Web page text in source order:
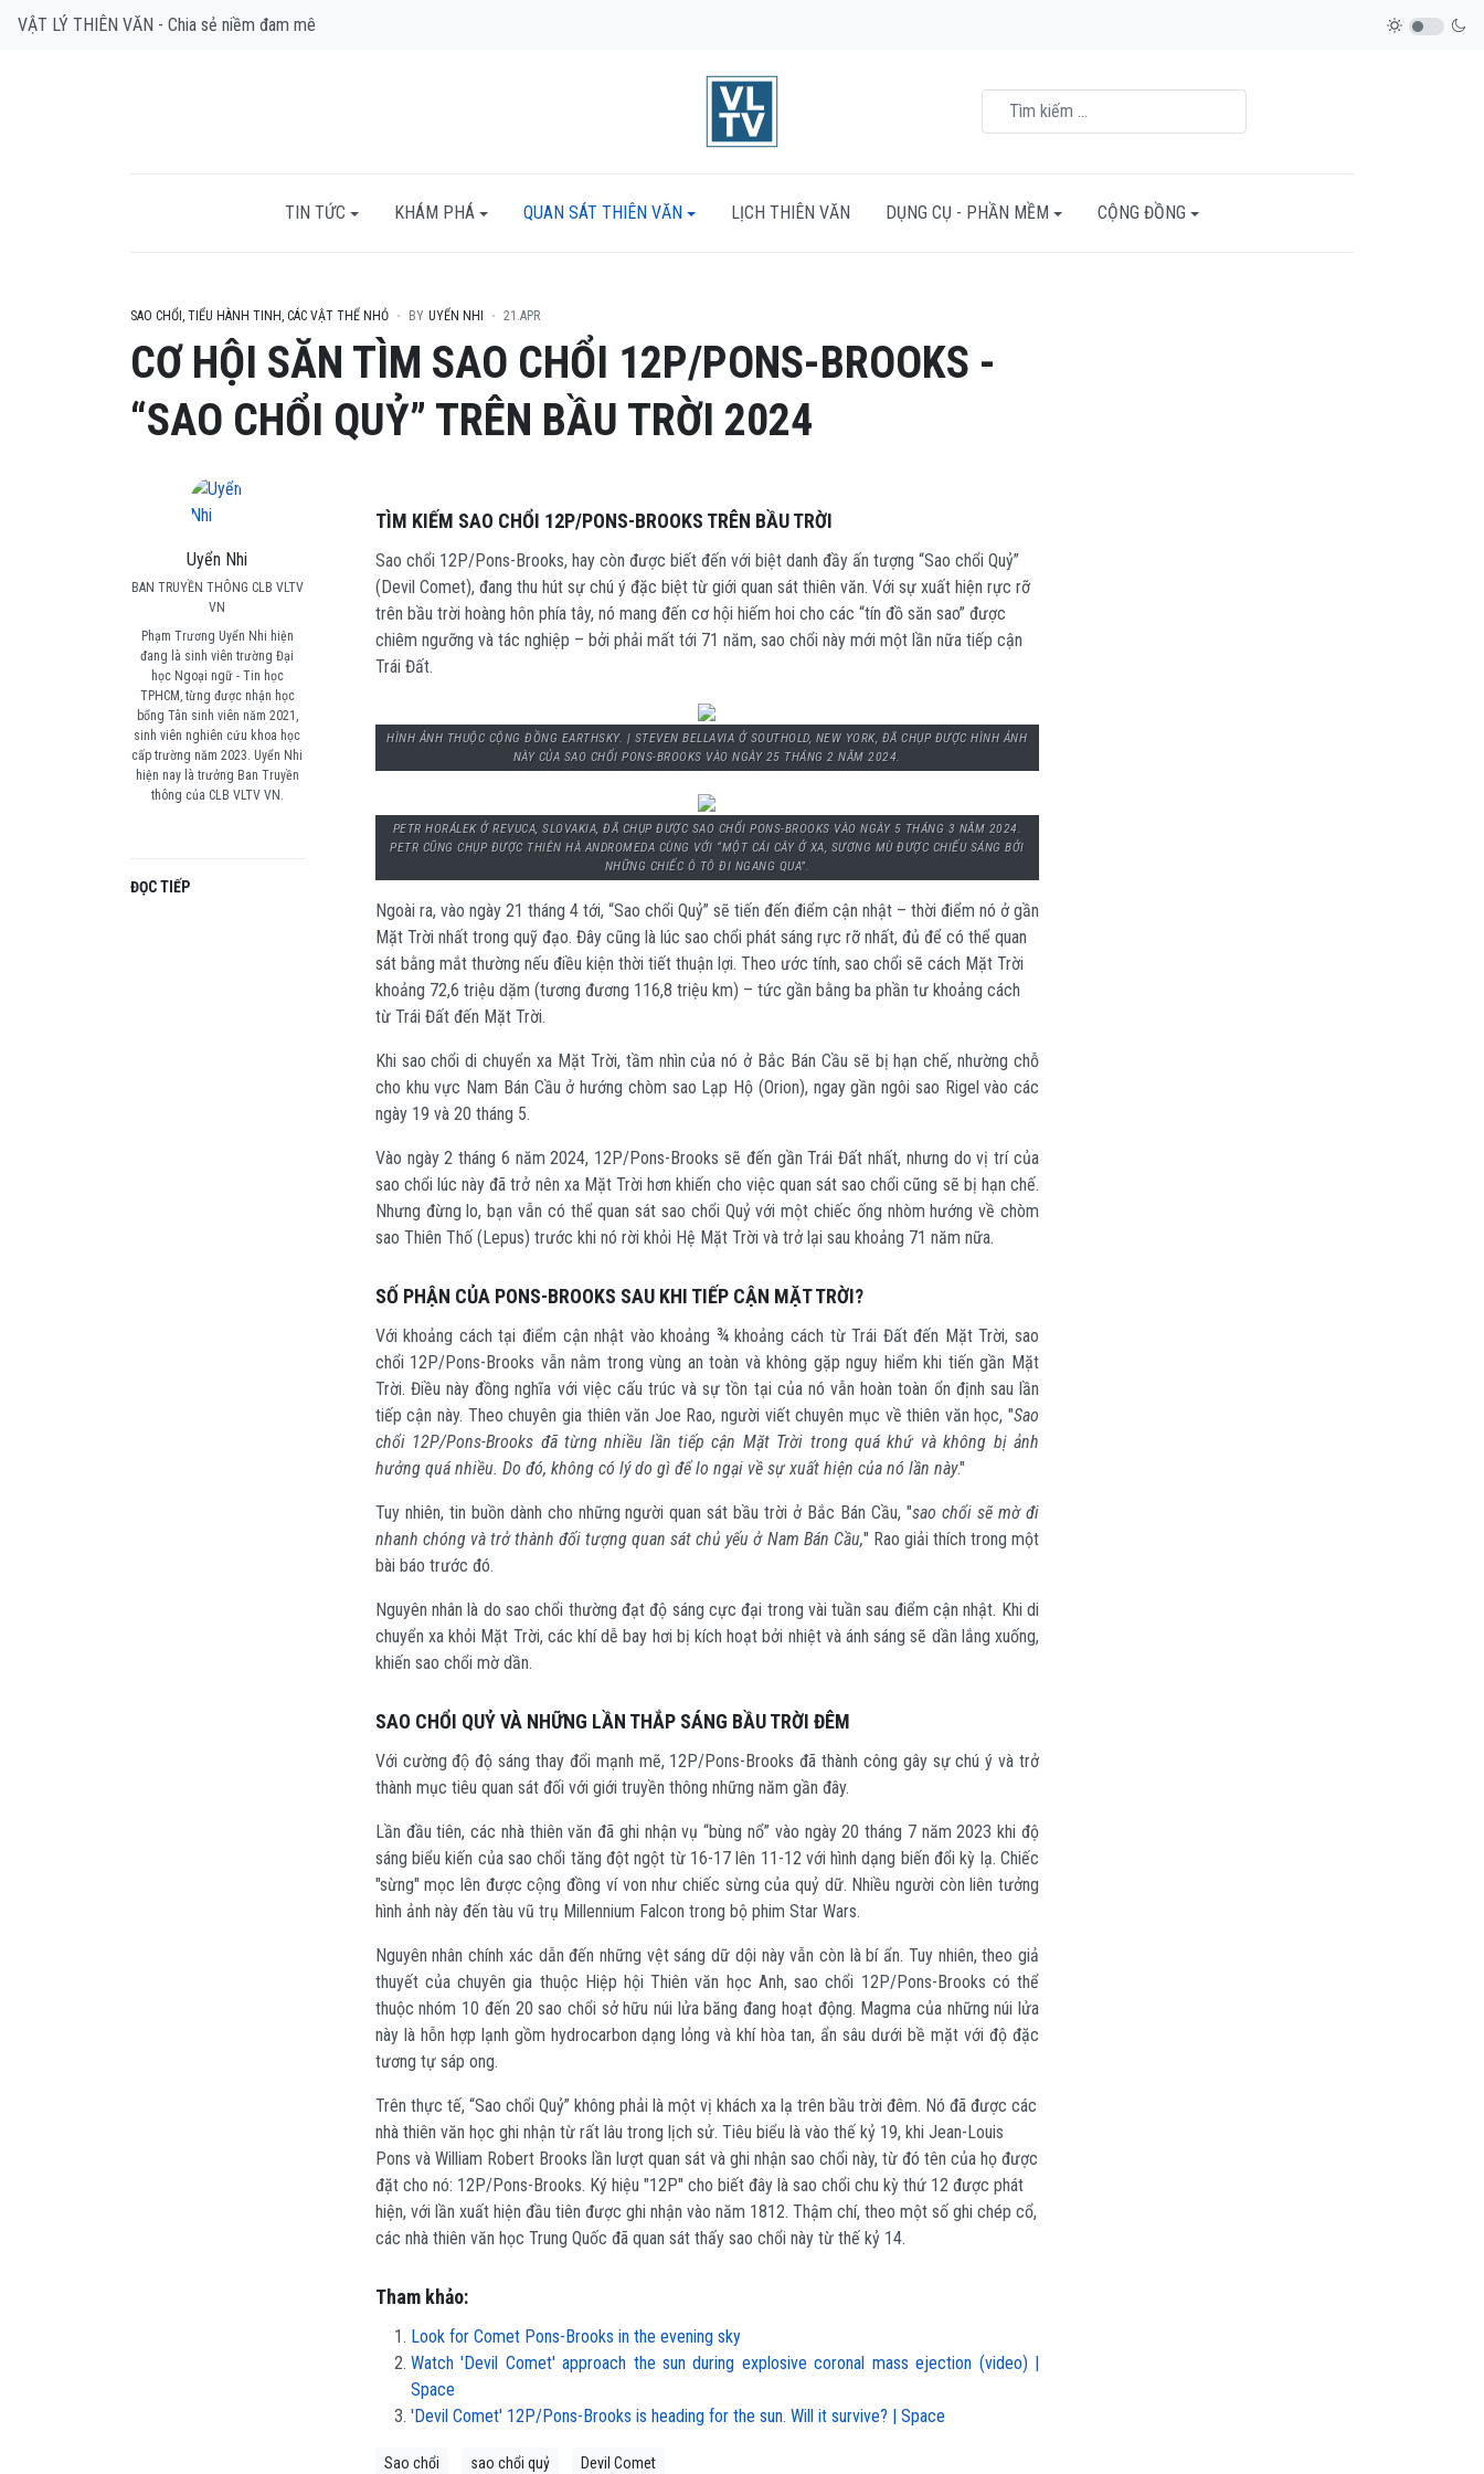
VẬT LÝ THIÊN VĂN - Chia sẻ niềm đam mê
TIN TỨC KHÁM PHÁ QUAN SÁT THIÊN VĂN LỊCH THIÊN VĂN DỤNG CỤ - PHẦN MỀM CỘNG ĐỒNG
SAO CHỔI, TIỂU HÀNH TINH, CÁC VẬT THỂ NHỎ BY UYỂN NHI 21.APR
CƠ HỘI SĂN TÌM SAO CHỔI 12P/PONS-BROOKS -
“SAO CHỔI QUỶ” TRÊN BẦU TRỜI 2024
Uyển Nhi
BAN TRUYỀN THÔNG CLB VLTV
VN
Phạm Trương Uyển Nhi hiện
đang là sinh viên trường Đại
học Ngoại ngữ - Tin học
TPHCM, từng được nhận học
bổng Tân sinh viên năm 2021,
sinh viên nghiên cứu khoa học
cấp trường năm 2023. Uyển Nhi
hiện nay là trưởng Ban Truyền
thông của CLB VLTV VN.
ĐỌC TIẾP
TÌM KIẾM SAO CHỔI 12P/PONS-BROOKS TRÊN BẦU TRỜI
Sao chổi 12P/Pons-Brooks, hay còn được biết đến với biệt danh đầy ấn tượng “Sao chổi Quỷ”
(Devil Comet), đang thu hút sự chú ý đặc biệt từ giới quan sát thiên văn. Với sự xuất hiện rực rỡ
trên bầu trời hoàng hôn phía tây, nó mang đến cơ hội hiếm hoi cho các “tín đồ săn sao” được
chiêm ngưỡng và tác nghiệp – bởi phải mất tới 71 năm, sao chổi này mới một lần nữa tiếp cận
Trái Đất.
HÌNH ẢNH THUỘC CỘNG ĐỒNG EARTHSKY. | STEVEN BELLAVIA Ở SOUTHOLD, NEW YORK, ĐÃ CHỤP ĐƯỢC HÌNH ẢNH
NÀY CỦA SAO CHỔI PONS-BROOKS VÀO NGÀY 25 THÁNG 2 NĂM 2024.
PETR HORÁLEK Ở REVUCA, SLOVAKIA, ĐÃ CHỤP ĐƯỢC SAO CHỔI PONS-BROOKS VÀO NGÀY 5 THÁNG 3 NĂM 2024.
PETR CŨNG CHỤP ĐƯỢC THIÊN HÀ ANDROMEDA CÙNG VỚI “MỘT CÁI CÂY Ở XA, SƯƠNG MÙ ĐƯỢC CHIẾU SÁNG BỞI
NHỮNG CHIẾC Ô TÔ ĐI NGANG QUA”.
Ngoài ra, vào ngày 21 tháng 4 tới, “Sao chổi Quỷ” sẽ tiến đến điểm cận nhật – thời điểm nó ở gần
Mặt Trời nhất trong quỹ đạo. Đây cũng là lúc sao chổi phát sáng rực rỡ nhất, đủ để có thể quan
sát bằng mắt thường nếu điều kiện thời tiết thuận lợi. Theo ước tính, sao chổi sẽ cách Mặt Trời
khoảng 72,6 triệu dặm (tương đương 116,8 triệu km) – tức gần bằng ba phần tư khoảng cách
từ Trái Đất đến Mặt Trời.
Khi sao chổi di chuyển xa Mặt Trời, tầm nhìn của nó ở Bắc Bán Cầu sẽ bị hạn chế, nhường chỗ
cho khu vực Nam Bán Cầu ở hướng chòm sao Lạp Hộ (Orion), ngay gần ngôi sao Rigel vào các
ngày 19 và 20 tháng 5.
Vào ngày 2 tháng 6 năm 2024, 12P/Pons-Brooks sẽ đến gần Trái Đất nhất, nhưng do vị trí của
sao chổi lúc này đã trở nên xa Mặt Trời hơn khiến cho việc quan sát sao chổi cũng sẽ bị hạn chế.
Nhưng đừng lo, bạn vẫn có thể quan sát sao chổi Quỷ với một chiếc ống nhòm hướng về chòm
sao Thiên Thố (Lepus) trước khi nó rời khỏi Hệ Mặt Trời và trở lại sau khoảng 71 năm nữa.
SỐ PHẬN CỦA PONS-BROOKS SAU KHI TIẾP CẬN MẶT TRỜI?
Với khoảng cách tại điểm cận nhật vào khoảng ¾ khoảng cách từ Trái Đất đến Mặt Trời, sao
chổi 12P/Pons-Brooks vẫn nằm trong vùng an toàn và không gặp nguy hiểm khi tiến gần Mặt
Trời. Điều này đồng nghĩa với việc cấu trúc và sự tồn tại của nó vẫn hoàn toàn ổn định sau lần
tiếp cận này. Theo chuyên gia thiên văn Joe Rao, người viết chuyên mục về thiên văn học, "Sao
chổi 12P/Pons-Brooks đã từng nhiều lần tiếp cận Mặt Trời trong quá khứ và không bị ảnh
hưởng quá nhiều. Do đó, không có lý do gì để lo ngại về sự xuất hiện của nó lần này."
Tuy nhiên, tin buồn dành cho những người quan sát bầu trời ở Bắc Bán Cầu, "sao chổi sẽ mờ đi
nhanh chóng và trở thành đối tượng quan sát chủ yếu ở Nam Bán Cầu," Rao giải thích trong một
bài báo trước đó.
Nguyên nhân là do sao chổi thường đạt độ sáng cực đại trong vài tuần sau điểm cận nhật. Khi di
chuyển xa khỏi Mặt Trời, các khí dễ bay hơi bị kích hoạt bởi nhiệt và ánh sáng sẽ dần lắng xuống,
khiến sao chổi mờ dần.
SAO CHỔI QUỶ VÀ NHỮNG LẦN THẮP SÁNG BẦU TRỜI ĐÊM
Với cường độ độ sáng thay đổi mạnh mẽ, 12P/Pons-Brooks đã thành công gây sự chú ý và trở
thành mục tiêu quan sát đối với giới truyền thông những năm gần đây.
Lần đầu tiên, các nhà thiên văn đã ghi nhận vụ “bùng nổ” vào ngày 20 tháng 7 năm 2023 khi độ
sáng biểu kiến của sao chổi tăng đột ngột từ 16-17 lên 11-12 với hình dạng biến đổi kỳ lạ. Chiếc
"sừng" mọc lên được cộng đồng ví von như chiếc sừng của quỷ dữ. Nhiều người còn liên tưởng
hình ảnh này đến tàu vũ trụ Millennium Falcon trong bộ phim Star Wars.
Nguyên nhân chính xác dẫn đến những vệt sáng dữ dội này vẫn còn là bí ẩn. Tuy nhiên, theo giả
thuyết của chuyên gia thuộc Hiệp hội Thiên văn học Anh, sao chổi 12P/Pons-Brooks có thể
thuộc nhóm 10 đến 20 sao chổi sở hữu núi lửa băng đang hoạt động. Magma của những núi lửa
này là hỗn hợp lạnh gồm hydrocarbon dạng lỏng và khí hòa tan, ẩn sâu dưới bề mặt với độ đặc
tương tự sáp ong.
Trên thực tế, “Sao chổi Quỷ” không phải là một vị khách xa lạ trên bầu trời đêm. Nó đã được các
nhà thiên văn học ghi nhận từ rất lâu trong lịch sử. Tiêu biểu là vào thế kỷ 19, khi Jean-Louis
Pons và William Robert Brooks lần lượt quan sát và ghi nhận sao chổi này, từ đó tên của họ được
đặt cho nó: 12P/Pons-Brooks. Ký hiệu "12P" cho biết đây là sao chổi chu kỳ thứ 12 được phát
hiện, với lần xuất hiện đầu tiên được ghi nhận vào năm 1812. Thậm chí, theo một số ghi chép cổ,
các nhà thiên văn học Trung Quốc đã quan sát thấy sao chổi này từ thế kỷ 14.
Tham khảo:
Look for Comet Pons-Brooks in the evening sky
Watch 'Devil Comet' approach the sun during explosive coronal mass ejection (video) |
Space
'Devil Comet' 12P/Pons-Brooks is heading for the sun. Will it survive? | Space
Sao chổi sao chổi quỷ Devil Comet